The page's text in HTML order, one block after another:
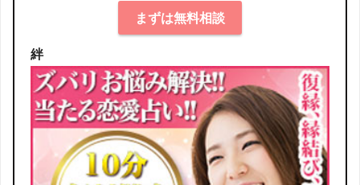
まずは無料相談
絆